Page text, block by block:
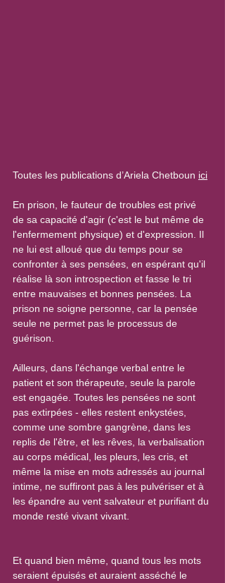
Toutes les publications d’Ariela Chetboun ici
En prison, le fauteur de troubles est privé
de sa capacité d'agir (c'est le but même de
l'enfermement physique) et d'expression. Il
ne lui est alloué que du temps pour se
confronter à ses pensées, en espérant qu'il
réalise là son introspection et fasse le tri
entre mauvaises et bonnes pensées. La
prison ne soigne personne, car la pensée
seule ne permet pas le processus de
guérison.
Ailleurs, dans l'échange verbal entre le
patient et son thérapeute, seule la parole
est engagée. Toutes les pensées ne sont
pas extirpées - elles restent enkystées,
comme une sombre gangrène, dans les
replis de l'être, et les rêves, la verbalisation
au corps médical, les pleurs, les cris, et
même la mise en mots adressés au journal
intime, ne suffiront pas à les pulvériser et à
les épandre au vent salvateur et purifiant du
monde resté vivant vivant.
Et quand bien même, quand tous les mots
seraient épuisés et auraient asséché le